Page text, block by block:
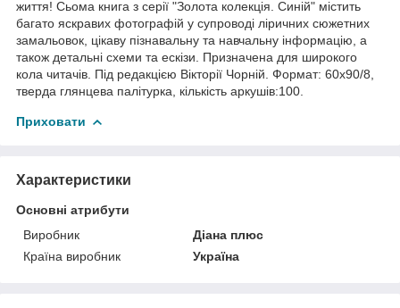
життя! Сьома книга з серії "Золота колекція. Синій" містить
багато яскравих фотографій у супроводі ліричних сюжетних
замальовок, цікаву пізнавальну та навчальну інформацію, а
також детальні схеми та ескізи. Призначена для широкого
кола читачів. Під редакцією Вікторії Чорній. Формат: 60х90/8,
тверда глянцева палітурка, кількість аркушів:100.
Приховати
Характеристики
Основні атрибути
Виробник
Діана плюс
Країна виробник
Україна